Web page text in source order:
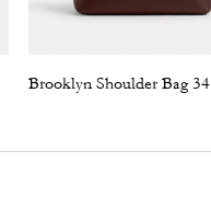
Brooklyn Shoulder Bag 34